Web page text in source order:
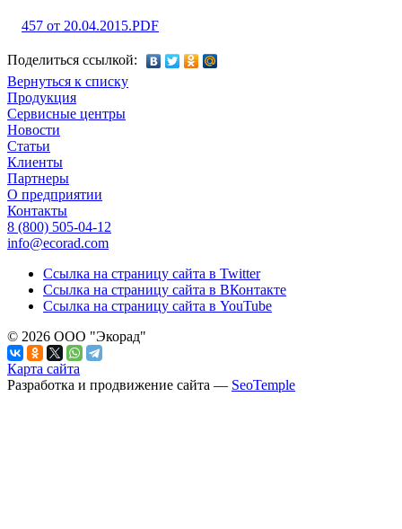
457 от 20.04.2015.PDF
Поделиться ссылкой:
Вернуться к списку
Продукция
Сервисные центры
Новости
Статьи
Клиенты
Партнеры
О предприятии
Контакты
8 (800) 505-04-12
info@ecorad.com
Ссылка на страницу сайта в Twitter
Ссылка на страницу сайта в ВКонтакте
Ссылка на страницу сайта в YouTube
© 2026 ООО "Экорад"
Карта сайта
Разработка и продвижение сайта — SeoTemple